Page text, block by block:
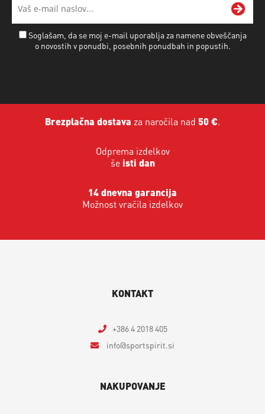
Soglašam, da se moj e-mail uporablja za namene obveščanja
o novostih v ponudbi, posebnih ponudbah in popustih.
Brezplačna dostava za naročila nad 50 €.
Odprema izdelkov
še isti dan
14 dnevna garancija
Možnost vračila izdelkov
KONTAKT
+386 4 2018 405
info
sportspirit.si
NAKUPOVANJE